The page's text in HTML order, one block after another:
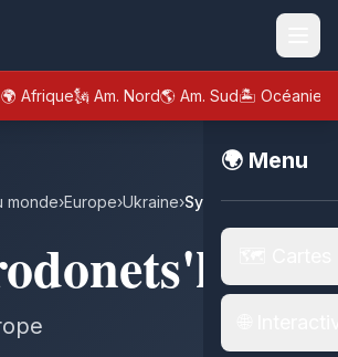
🌍 Afrique🗽 Am. Nord🌎 Am. Sud🏝️ Océanie
🌍 Menu
monde›Europe›Ukraine›Syeverodonets'k